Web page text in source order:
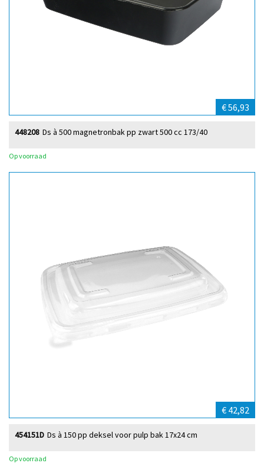
€ 56,93
Ds à 500 magnetronbak pp zwart 500 cc 173/40
448208
Op voorraad
€ 42,82
Ds à 150 pp deksel voor pulp bak 17x24 cm
454151D
Op voorraad